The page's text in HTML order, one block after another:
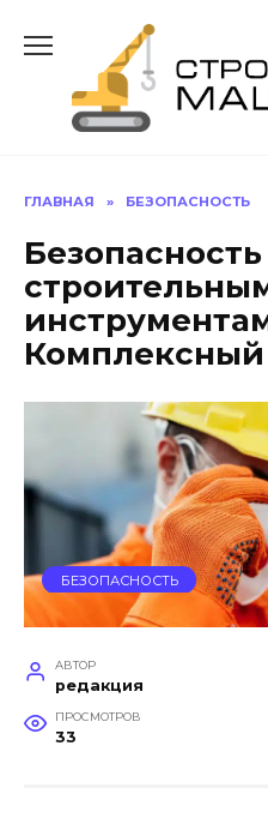
содержанию
ГЛАВНАЯ » БЕЗОПАСНОСТЬ
БЕЗОПАСНОСТЬ
АВТОР
редакция
ПРОСМОТРОВ
33